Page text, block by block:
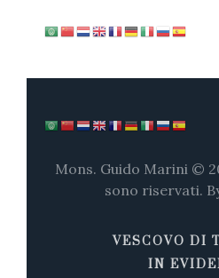
Mons. Guido Marini ©
sono riservati.
VESCOVO DI
IN